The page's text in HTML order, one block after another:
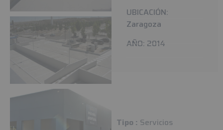
UBICACIÓN:
Zaragoza
AÑO: 2014
Tipo : Servicios